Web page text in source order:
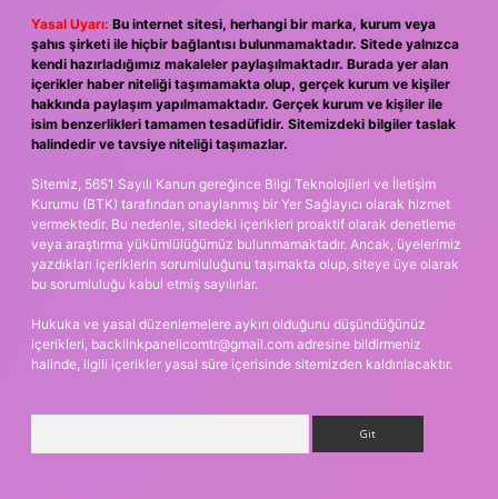
Yasal Uyarı: Bu internet sitesi, herhangi bir marka, kurum veya
şahıs şirketi ile hiçbir bağlantısı bulunmamaktadır. Sitede yalnızca
kendi hazırladığımız makaleler paylaşılmaktadır. Burada yer alan
içerikler haber niteliği taşımamakta olup, gerçek kurum ve kişiler
hakkında paylaşım yapılmamaktadır. Gerçek kurum ve kişiler ile
isim benzerlikleri tamamen tesadüfidir. Sitemizdeki bilgiler taslak
halindedir ve tavsiye niteliği taşımazlar.
Sitemiz, 5651 Sayılı Kanun gereğince Bilgi Teknolojileri ve İletişim
Kurumu (BTK) tarafından onaylanmış bir Yer Sağlayıcı olarak hizmet
vermektedir. Bu nedenle, sitedeki içerikleri proaktif olarak denetleme
veya araştırma yükümlülüğümüz bulunmamaktadır. Ancak, üyelerimiz
yazdıkları içeriklerin sorumluluğunu taşımakta olup, siteye üye olarak
bu sorumluluğu kabul etmiş sayılırlar.
Hukuka ve yasal düzenlemelere aykırı olduğunu düşündüğünüz
içerikleri, backlinkpanelicomtr@gmail.com adresine bildirmeniz
halinde, ilgili içerikler yasal süre içerisinde sitemizden kaldırılacaktır.